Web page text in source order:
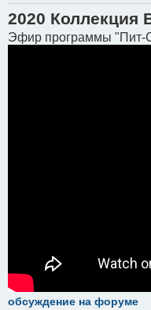
2020 Коллекция
Эфир программы "Пит-
обсуждение на форуме